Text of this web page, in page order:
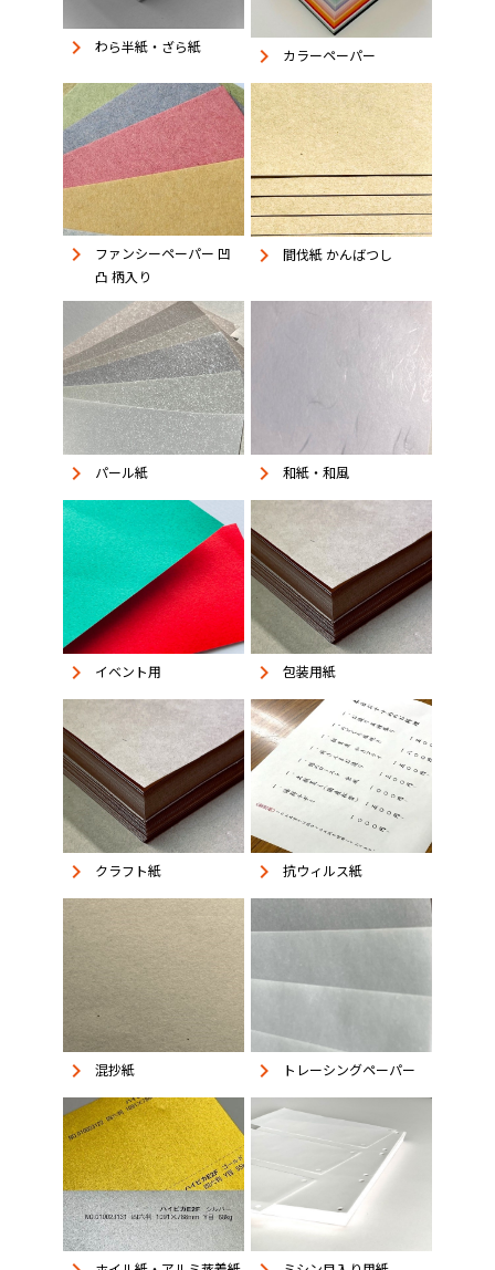
keyboard_arrow_right わら半紙・ざら紙 keyboard_arrow_right カラーペーパー
keyboard_arrow_right
ファンシーペーパー 凹
凸 柄入り
keyboard_arrow_right 間伐紙 かんばつし
keyboard_arrow_right パール紙 keyboard_arrow_right 和紙・和風
keyboard_arrow_right イベント用 keyboard_arrow_right 包装用紙
keyboard_arrow_right クラフト紙 keyboard_arrow_right 抗ウィルス紙
keyboard_arrow_right 混抄紙 keyboard_arrow_right トレーシングペーパー